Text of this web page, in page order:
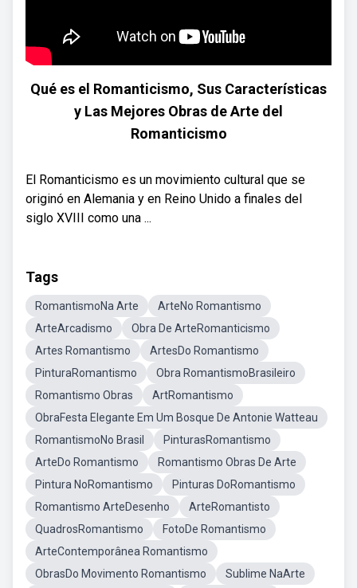
Qué es el Romanticismo, Sus Características
y Las Mejores Obras de Arte del
Romanticismo
El Romanticismo es un movimiento cultural que se
originó en Alemania y en Reino Unido a finales del
siglo XVIII como una ...
Tags
RomantismoNa Arte
ArteNo Romantismo
ArteArcadismo
Obra De ArteRomanticismo
Artes Romantismo
ArtesDo Romantismo
PinturaRomantismo
Obra RomantismoBrasileiro
Romantismo Obras
ArtRomantismo
ObraFesta Elegante Em Um Bosque De Antonie Watteau
RomantismoNo Brasil
PinturasRomantismo
ArteDo Romantismo
Romantismo Obras De Arte
Pintura NoRomantismo
Pinturas DoRomantismo
Romantismo ArteDesenho
ArteRomantisto
QuadrosRomantismo
FotoDe Romantismo
ArteContemporânea Romantismo
ObrasDo Movimento Romantismo
Sublime NaArte